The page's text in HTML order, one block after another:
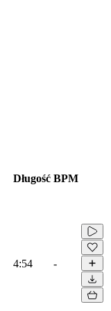
Długość BPM
4:54 -